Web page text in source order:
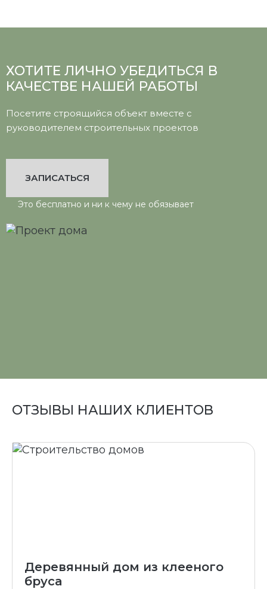
ХОТИТЕ ЛИЧНО УБЕДИТЬСЯ В
КАЧЕСТВЕ НАШЕЙ РАБОТЫ
Посетите строящийся объект вместе с
руководителем строительных проектов
ЗАПИСАТЬСЯ
Это бесплатно и ни к чему не обязывает
ОТЗЫВЫ НАШИХ КЛИЕНТОВ
Деревянный дом из клееного
бруса